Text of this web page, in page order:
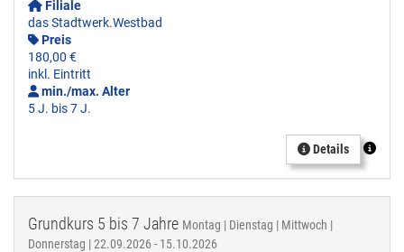
Filiale
das Stadtwerk.Westbad
Preis
180,00 €
inkl. Eintritt
min./max. Alter
5 J. bis 7 J.
Details
Grundkurs 5 bis 7 Jahre Montag | Dienstag | Mittwoch |
Donnerstag | 22.09.2026 - 15.10.2026